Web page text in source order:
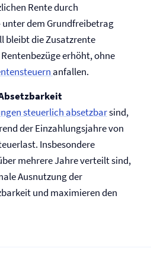
Rente durch
unter dem Grundfreibetrag
bleibt die Zusatzrente
erhöht, ohne
anfallen.
steuerlich absetzbarsind,
der Einzahlungsjahre von
Insbesondere
mehrere Jahre verteilt sind,
Ausnutzung der
und maximieren den